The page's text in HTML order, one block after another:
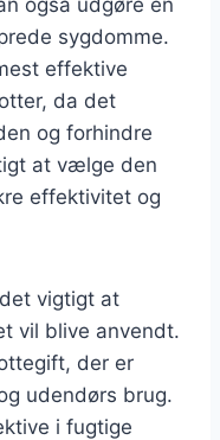
sygdomme.
effektive
da det
og forhindre
at vælge den
effektivitet og
vigtigt at
vil blive anvendt.
der er
udendørs brug.
i fugtige